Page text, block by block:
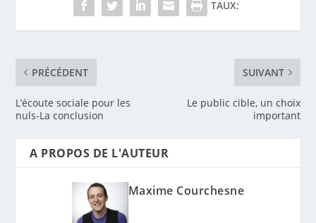
TAUX:
PRÉCÉDENT
L’écoute sociale pour les
nuls-La conclusion
SUIVANT
Le public cible, un choix
important
A PROPOS DE L'AUTEUR
Maxime Courchesne